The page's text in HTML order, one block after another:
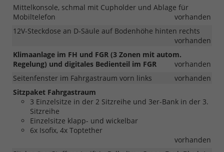
Mittelkonsole, schmal mit Cupholder und Ablage für
Mobiltelefon
vorhanden
12V-Steckdose an D-Säule auf Bodenhöhe hinten rechts
vorhanden
Klimaanlage im FH und FGR (3 Zonen mit autom.
Regelung) und digitales Bedienteil im FGR
vorhanden
Seitenfenster im Fahrgastraum vorn links
vorhanden
Sitzpaket Fahrgastraum
3 Einzelsitze in der 2 Sitzreihe und 3er-Bank in der 3.
Sitzreihe
Einzelsitze klapp- und wickelbar
6x Isofix, 4x Toptether
vorhanden